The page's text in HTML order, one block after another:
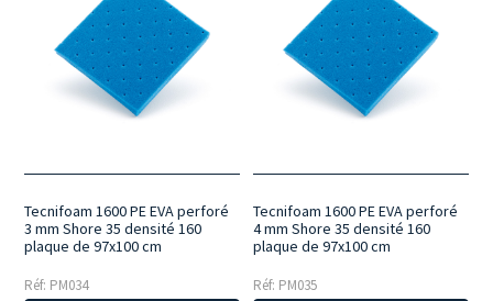
Tecnifoam 1600 PE EVA perforé
3 mm Shore 35 densité 160
plaque de 97x100 cm
Réf: PM034
Tecnifoam 1600 PE EVA perforé
4 mm Shore 35 densité 160
plaque de 97x100 cm
Réf: PM035